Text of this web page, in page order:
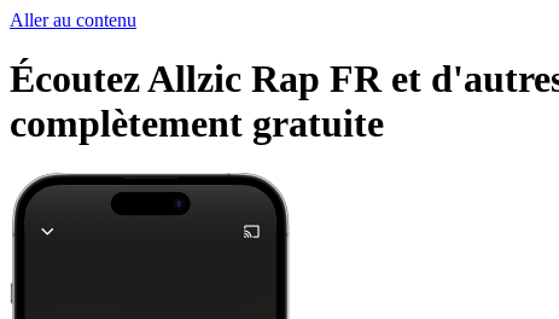
Aller au contenu
Écoutez Allzic Rap FR et
complètement gratuite